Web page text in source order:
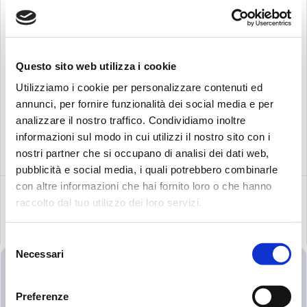
Questo sito web utilizza i cookie
Utilizziamo i cookie per personalizzare contenuti ed
annunci, per fornire funzionalità dei social media e per
analizzare il nostro traffico. Condividiamo inoltre
informazioni sul modo in cui utilizzi il nostro sito con i
nostri partner che si occupano di analisi dei dati web,
pubblicità e social media, i quali potrebbero combinarle
con altre informazioni che hai fornito loro o che hanno
raccolto dal tuo utilizzo dei loro servizi.
delNecessari
Preferenze
Procurar:
RELACIONADOS